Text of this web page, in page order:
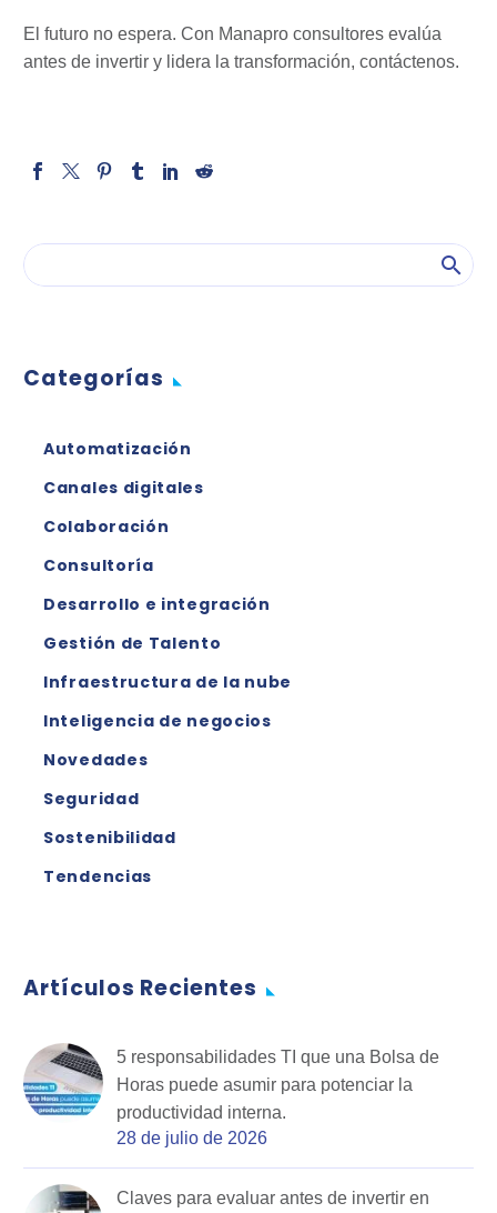
El futuro no espera. Con Manapro consultores evalúa
antes de invertir y lidera la transformación, contáctenos.
Categorías
Automatización
Canales digitales
Colaboración
Consultoría
Desarrollo e integración
Gestión de Talento
Infraestructura de la nube
Inteligencia de negocios
Novedades
Seguridad
Sostenibilidad
Tendencias
Artículos Recientes
5 responsabilidades TI que una Bolsa de
Horas puede asumir para potenciar la
productividad interna.
28 de julio de 2026
Claves para evaluar antes de invertir en